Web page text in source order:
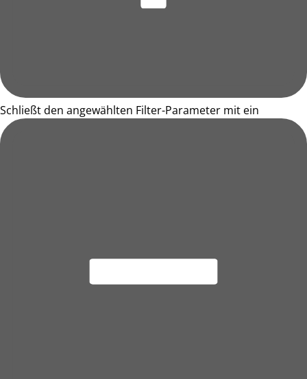
Schließt den angewählten Filter-Parameter mit ein